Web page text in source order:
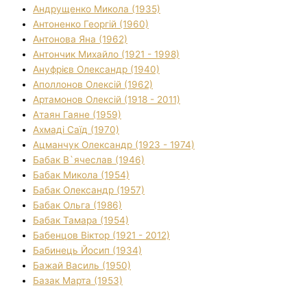
Андрущенко Микола (1935)
Антоненко Георгій (1960)
Антонова Яна (1962)
Антончик Михайло (1921 - 1998)
Ануфрієв Олександр (1940)
Аполлонов Олексій (1962)
Артамонов Олексій (1918 - 2011)
Атаян Гаяне (1959)
Ахмаді Саїд (1970)
Ацманчук Олександр (1923 - 1974)
Бабак В`ячеслав (1946)
Бабак Микола (1954)
Бабак Олександр (1957)
Бабак Ольга (1986)
Бабак Тамара (1954)
Бабенцов Віктор (1921 - 2012)
Бабинець Йосип (1934)
Бажай Василь (1950)
Базак Марта (1953)